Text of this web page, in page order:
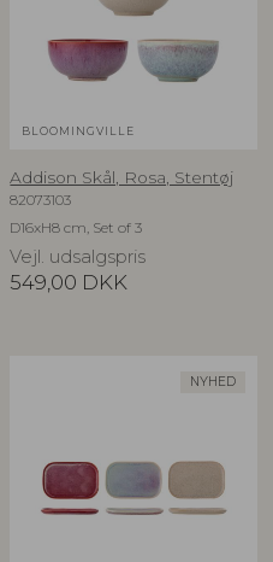
BLOOMINGVILLE
Addison Skål, Rosa, Stentøj
82073103
D16xH8 cm, Set of 3
Vejl. udsalgspris
549,00 DKK
NYHED